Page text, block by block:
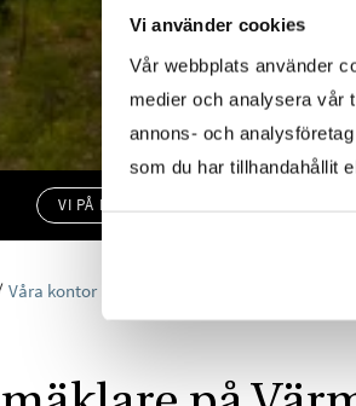
Vi använder cookies
Vår webbplats använder
medier och analysera vår
annons- och
som du har tillhandahållit
VI PÅ KONTORET
Våra kontor